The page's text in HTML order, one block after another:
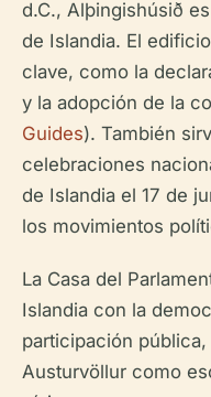
d.C., Alþingishúsið
de Islandia. El
clave, como la
y la adopción de la
Guides). También
celebraciones
de Islandia el 17 de
los movimientos
La Casa del
Islandia con la
participación
Austurvöllur como